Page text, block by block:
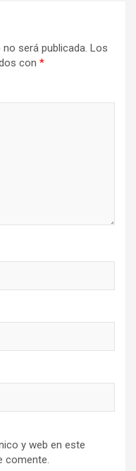
será publicada. Los
con *
y web en este
comente.